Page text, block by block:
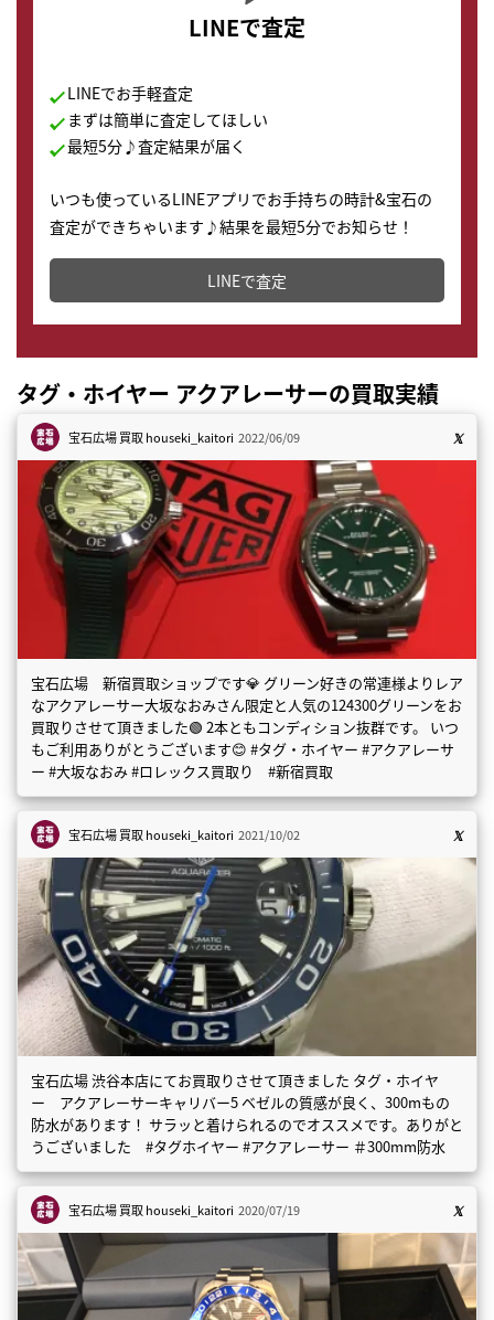
LINEで査定
LINEでお手軽査定
まずは簡単に査定してほしい
最短5分♪査定結果が届く
いつも使っているLINEアプリでお手持ちの時計&宝石の
査定ができちゃいます♪結果を最短5分でお知らせ！
どこからでもすぐに査定金額を知ることが出来ます。
LINEで査定
タグ・ホイヤー アクアレーサーの買取実績
宝石広場 買取houseki_kaitori 2022/06/09
宝石広場 新宿買取ショップです💎 グリーン好きの常連様よりレア
なアクアレーサー大坂なおみさん限定と人気の124300グリーンをお
買取りさせて頂きました🟢 2本ともコンディション抜群です。 いつ
もご利用ありがとうございます😊 #タグ・ホイヤー #アクアレーサ
ー #大坂なおみ #ロレックス買取り #新宿買取
宝石広場 買取houseki_kaitori 2021/10/02
宝石広場 渋谷本店にてお買取りさせて頂きました タグ・ホイヤ
ー アクアレーサーキャリバー5 ベゼルの質感が良く、300mもの
防水があります！ サラッと着けられるのでオススメです。ありがと
うございました #タグホイヤー #アクアレーサー ＃300mm防水
宝石広場 買取houseki_kaitori 2020/07/19